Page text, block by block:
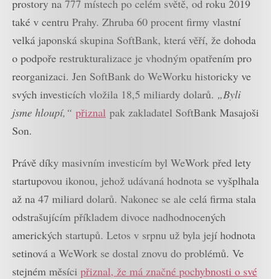
prostory na 777 místech po celém světě, od roku 2019
také v centru Prahy. Zhruba 60 procent firmy vlastní
velká japonská skupina SoftBank, která věří, že dohoda
o podpoře restrukturalizace je vhodným opatřením pro
reorganizaci. Jen SoftBank do WeWorku historicky ve
svých investicích vložila 18,5 miliardy dolarů. „Byli
jsme hloupí,“ přiznal pak zakladatel SoftBank Masajoši
Son.
Právě díky masivním investicím byl WeWork před lety
startupovou ikonou, jehož udávaná hodnota se vyšplhala
až na 47 miliard dolarů. Nakonec se ale celá firma stala
odstrašujícím příkladem divoce nadhodnocených
amerických startupů. Letos v srpnu už byla její hodnota
setinová a WeWork se dostal znovu do problémů. Ve
stejném měsíci přiznal, že má značné pochybnosti o své